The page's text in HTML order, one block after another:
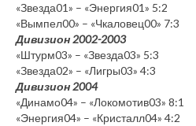
«Звезда01» – «Энергия01» 5:2
«Вымпел00» – «Чкаловец00» 7:3
Дивизион 2002-2003
«Штурм03» – «Звезда03» 5:3
«Звезда02» – «Лигры03» 4:3
Дивизион 2004
«Динамо04» – «Локомотив03» 8:1
«Энергия04» – «Кристалл04» 4:2